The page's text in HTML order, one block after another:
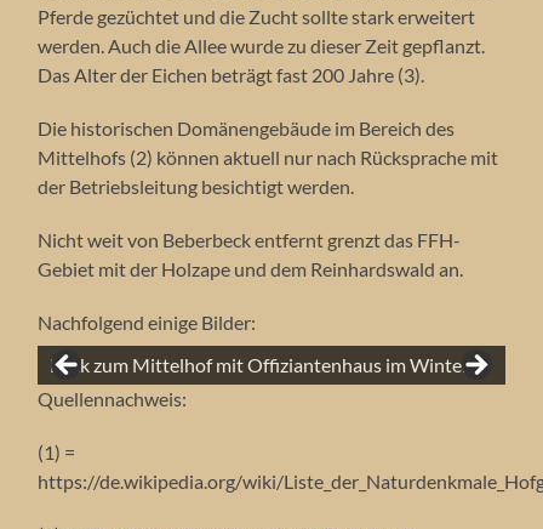
Pferde gezüchtet und die Zucht sollte stark erweitert
werden. Auch die Allee wurde zu dieser Zeit gepflanzt.
Das Alter der Eichen beträgt fast 200 Jahre (3).
Die historischen Domänengebäude im Bereich des
Mittelhofs (2) können aktuell nur nach Rücksprache mit
der Betriebsleitung besichtigt werden.
Nicht weit von Beberbeck entfernt grenzt das FFH-
Gebiet mit der Holzape und dem Reinhardswald an.
Nachfolgend einige Bilder:
Die große Hute-Allee im Winter.
Beberbecker Bäume im Herbst.
Blick zum Mittelhof mit Offiziantenhaus im Winter.
Die große Hute-Allee im Herbst.
Die Briefmarkeneiche mit Sonnenaufgang.
Die Briefmarkeneiche im Winter.
Eine Eichenallee oberhalb vom großen Rondell.
Das Beberbecker Schloss mit Pferdetränke.
Der uralte Wildapfel in Beberbeck mit
Sonnenuntergang.
Die große Hute-Allee im Frühjahr.
Quellennachweis:
(1) =
https://de.wikipedia.org/wiki/